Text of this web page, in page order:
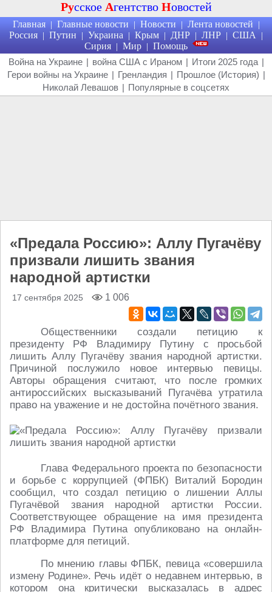
Русское Агентство Новостей
Главная | Главные новости | Новости | Лента новостей |
Россия | Путин | Украина | Крым | ДНР | ЛНР | США |
Сирия | Мир | Помощь
Война на Украине | война США с Ираном | Итоги 2025 года |
Герои войны на Украине | Гренландия | Прошлое (История) |
Николай Левашов | Популярные в соцсетях
«Предала Россию»: Аллу Пугачёву
призвали лишить звания
народной артистки
17 сентября 2025 1 006
Общественники создали петицию к
президенту РФ Владимиру Путину с просьбой
лишить Аллу Пугачёву звания народной артистки.
Причиной послужило новое интервью певицы.
Авторы обращения считают, что после громких
антироссийских высказываний Пугачёва утратила
право на уважение и не достойна почётного звания.
Глава Федерального проекта по безопасности
и борьбе с коррупцией (ФПБК) Виталий Бородин
сообщил, что создал петицию о лишении Аллы
Пугачёвой звания народной артистки России.
Соответствующее обращение на имя президента
РФ Владимира Путина опубликовано на онлайн-
платформе для петиций.
По мнению главы ФПБК, певица «совершила
измену Родине». Речь идёт о недавнем интервью, в
котором она критически высказалась в адрес